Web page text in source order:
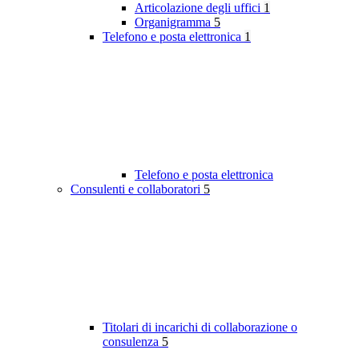
Articolazione degli uffici 1
Organigramma 5
Telefono e posta elettronica 1
Telefono e posta elettronica
Consulenti e collaboratori 5
Titolari di incarichi di collaborazione o
consulenza 5